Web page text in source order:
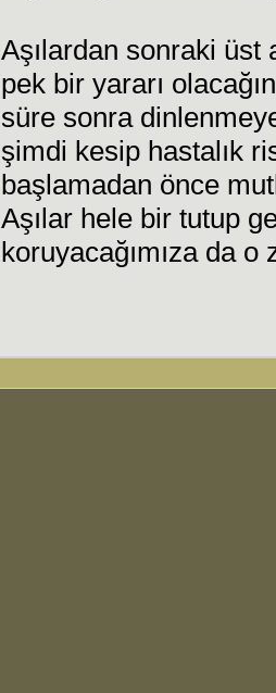
Aşılardan sonraki üst
pek bir yararı
süre sonra
şimdi kesip hastalık
başlamadan önce
Aşılar hele bir tutup
koruyacağımıza da